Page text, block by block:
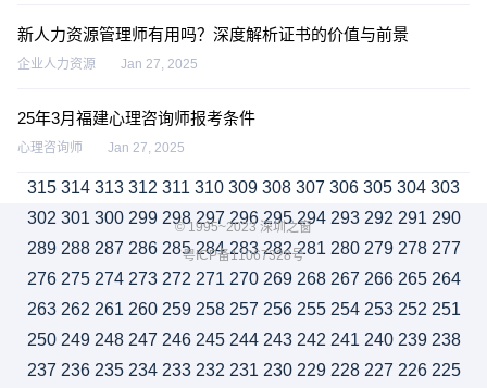
新人力资源管理师有用吗？深度解析证书的价值与前景
企业人力资源 Jan 27, 2025
25年3月福建心理咨询师报考条件
心理咨询师 Jan 27, 2025
315 314 313 312 311 310 309 308 307 306 305 304 303
302 301 300 299 298 297 296 295 294 293 292 291 290
289 288 287 286 285 284 283 282 281 280 279 278 277
276 275 274 273 272 271 270 269 268 267 266 265 264
263 262 261 260 259 258 257 256 255 254 253 252 251
250 249 248 247 246 245 244 243 242 241 240 239 238
237 236 235 234 233 232 231 230 229 228 227 226 225
© 1995~2023 深圳之窗
粤ICP备11067328号